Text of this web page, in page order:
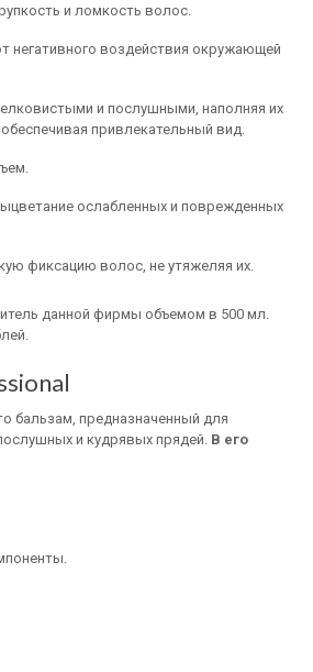
и ломкость волос.
негативного воздействия окружающей
и послушными, наполняя их
привлекательный вид.
ослабленных и поврежденных
фиксацию волос, не утяжеляя их.
данной фирмы объемом в 500 мл.
бальзам, предназначенный для
и кудрявых прядей. В его